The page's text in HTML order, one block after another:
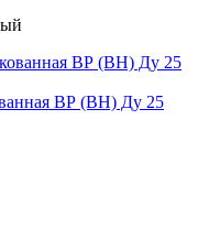
ВР (ВН) Ду 25